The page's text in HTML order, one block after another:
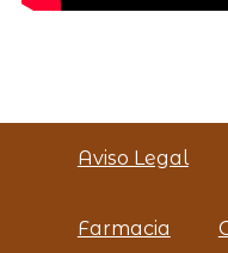
Aviso Legal
Farmacia